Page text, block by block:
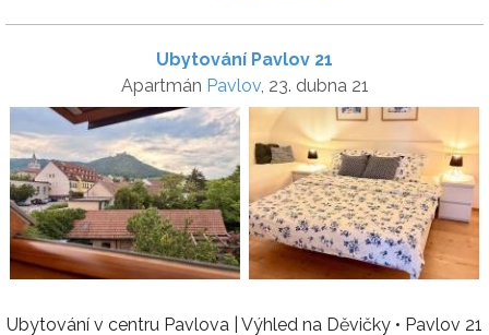
Ubytování Pavlov 21
Apartmán Pavlov, 23. dubna 21
Ubytování v centru Pavlova | Výhled na Děvičky • Pavlov 21